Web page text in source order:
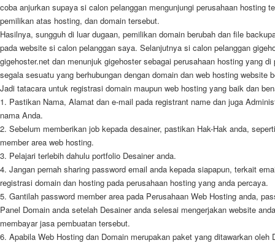
coba anjurkan supaya si calon pelanggan mengunjungi perusahaan hosting
pemilikan atas hosting, dan domain tersebut.
Hasilnya, sungguh di luar dugaan, pemilikan domain berubah dan file
pada website si calon pelanggan saya. Selanjutnya si calon pelanggan
gigehoster.net dan menunjuk gigehoster sebagai perusahaan hosting yang
segala sesuatu yang berhubungan dengan domain dan web hosting website
Jadi tatacara untuk registrasi domain maupun web hosting yang baik dan
1. Pastikan Nama, Alamat dan e-mail pada registrant name dan juga
nama Anda.
2. Sebelum memberikan job kepada desainer, pastikan Hak-Hak anda,
member area web hosting.
3. Pelajari terlebih dahulu portfolio Desainer anda.
4. Jangan pernah sharing password email anda kepada siapapun, terkait
registrasi domain dan hosting pada perusahaan hosting yang anda percaya.
5. Gantilah password member area pada Perusahaan Web Hosting anda,
Panel Domain anda setelah Desainer anda selesai mengerjakan website
membayar jasa pembuatan tersebut.
6. Apabila Web Hosting dan Domain merupakan paket yang ditawarkan oleh